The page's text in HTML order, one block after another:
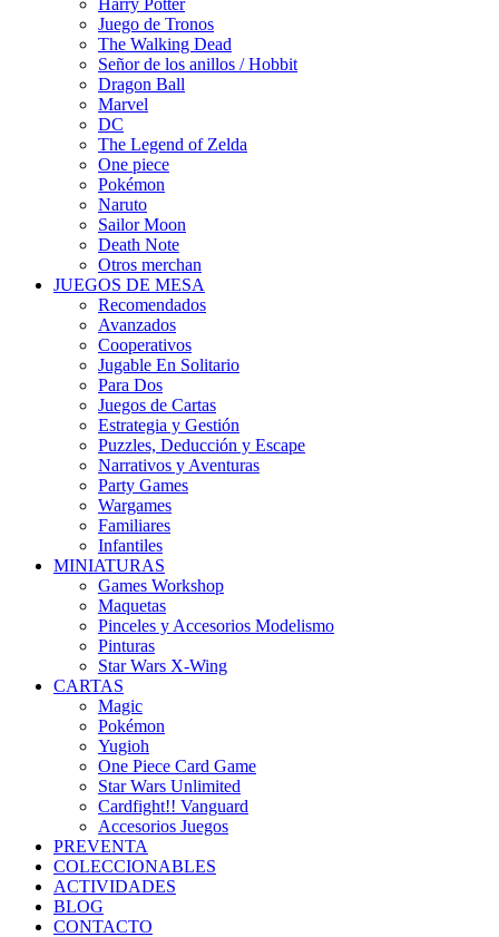
Juego de Tronos
The Walking Dead
Señor de los anillos / Hobbit
Dragon Ball
Marvel
DC
The Legend of Zelda
One piece
Pokémon
Naruto
Sailor Moon
Death Note
Otros merchan
JUEGOS DE MESA
Recomendados
Avanzados
Cooperativos
Jugable En Solitario
Para Dos
Juegos de Cartas
Estrategia y Gestión
Puzzles, Deducción y Escape
Narrativos y Aventuras
Party Games
Wargames
Familiares
Infantiles
MINIATURAS
Games Workshop
Maquetas
Pinceles y Accesorios Modelismo
Pinturas
Star Wars X-Wing
CARTAS
Magic
Pokémon
Yugioh
One Piece Card Game
Star Wars Unlimited
Cardfight!! Vanguard
Accesorios Juegos
PREVENTA
COLECCIONABLES
ACTIVIDADES
BLOG
CONTACTO